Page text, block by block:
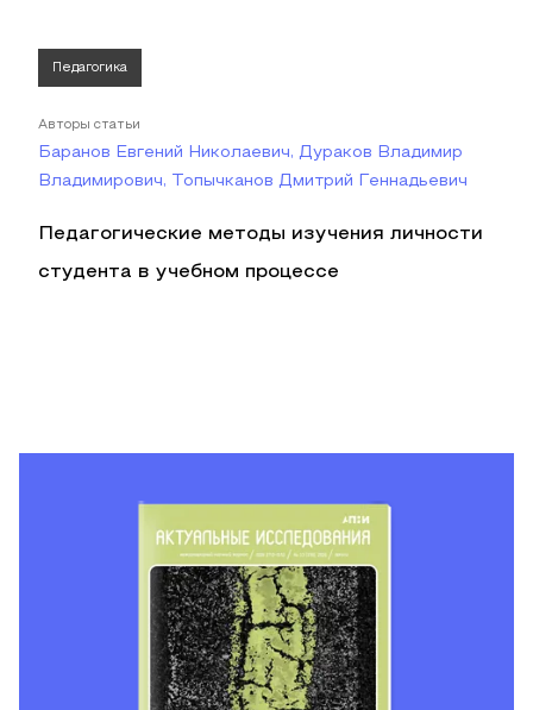
Педагогика
Авторы статьи
Баранов Евгений Николаевич, Дураков Владимир
Владимирович, Топычканов Дмитрий Геннадьевич
Педагогические методы изучения личности
студента в учебном процессе